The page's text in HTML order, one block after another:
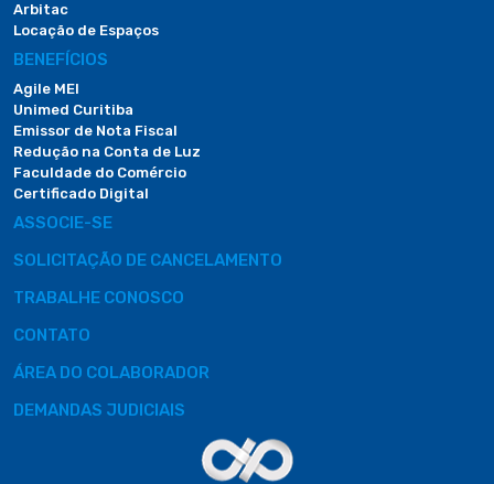
Arbitac
Locação de Espaços
BENEFÍCIOS
Agile MEI
Unimed Curitiba
Emissor de Nota Fiscal
Redução na Conta de Luz
Faculdade do Comércio
Certificado Digital
ASSOCIE-SE
SOLICITAÇÃO DE CANCELAMENTO
TRABALHE CONOSCO
CONTATO
ÁREA DO COLABORADOR
DEMANDAS JUDICIAIS